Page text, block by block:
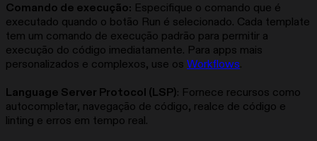
Comando de execução: Especifique o comando que é
executado quando o botão Run é selecionado. Cada template
tem um comando de execução padrão para permitir a
execução do código imediatamente. Para apps mais
personalizados e complexos, use os Workflows.
Language Server Protocol (LSP): Fornece recursos como
autocompletar, navegação de código, realce de código e
linting e erros em tempo real.